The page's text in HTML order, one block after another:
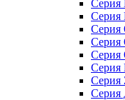
Серия
Серия
Серия
Серия
Серия
Серия
Серия
Серия